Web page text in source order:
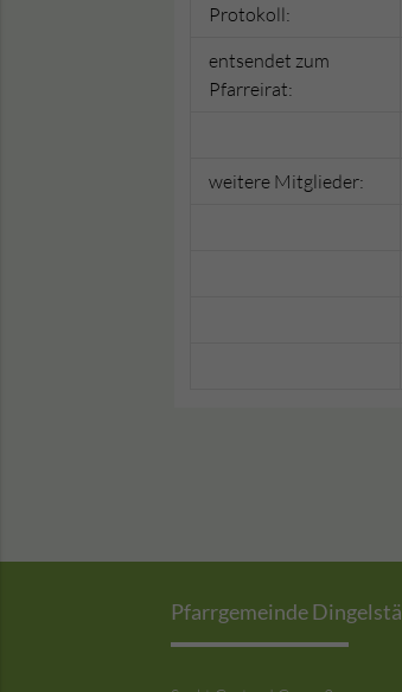
Protokoll:
entsendet zum
Pfarreirat:
weitere Mitglieder:
Pfarrgemeinde